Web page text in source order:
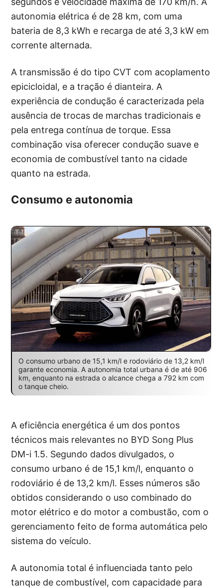
autonomia elétrica é de 28 km, com uma
bateria de 8,3 kWh e recarga de até 3,3 kW em
corrente alternada.
A transmissão é do tipo CVT com acoplamento
epicicloidal, e a tração é dianteira. A
experiência de condução é caracterizada pela
ausência de trocas de marchas tradicionais e
pela entrega contínua de torque. Essa
combinação visa oferecer condução suave e
economia de combustível tanto na cidade
quanto na estrada.
Consumo e autonomia
O consumo urbano de 15,1 km/l e rodoviário de 13,2 km/l
garante economia. A autonomia total urbana é de até 906
km, enquanto na estrada o alcance chega a 792 km com
o tanque cheio.
A eficiência energética é um dos pontos
técnicos mais relevantes no BYD Song Plus
DM-i 1.5. Segundo dados divulgados, o
consumo urbano é de 15,1 km/l, enquanto o
rodoviário é de 13,2 km/l. Esses números são
obtidos considerando o uso combinado do
motor elétrico e do motor a combustão, com o
gerenciamento feito de forma automática pelo
sistema do veículo.
A autonomia total é influenciada tanto pelo
tanque de combustível, com capacidade para